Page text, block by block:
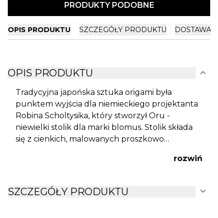
PRODUKTY PODOBNE
OPIS PRODUKTU SZCZEGÓŁY PRODUKTU DOSTAWA
OPIS PRODUKTU expand_more
Tradycyjna japońska sztuka origami była
punktem wyjścia dla niemieckiego projektanta
Robina Scholtysika, który stworzył Oru -
niewielki stolik dla marki blomus. Stolik składa
się z cienkich, malowanych proszkowo
trójwymiarową formę. Stolik można zmontować
jego mobilność, dlatego sprawdzi się w niemal
każdym zakątku nowoczesnego domu jako
rozwiń
SZCZEGÓŁY PRODUKTU expand_more